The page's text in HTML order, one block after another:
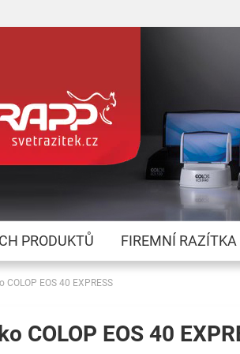
PRODUKTŮ FIREMNÍ RAZÍTKA
COLOP EOS 40 EXPRESS
COLOP EOS 40